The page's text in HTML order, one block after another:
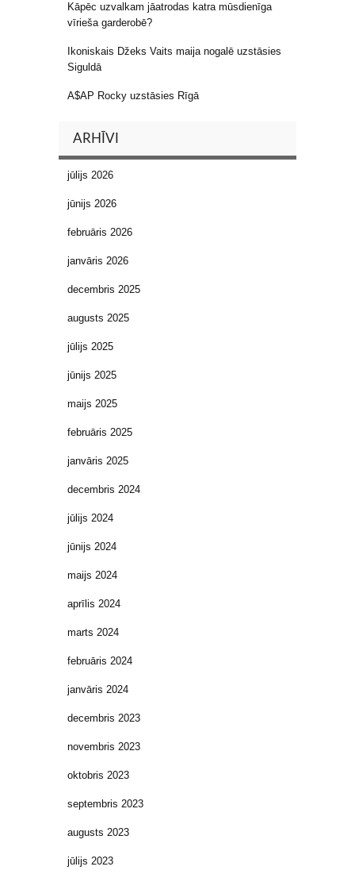
Kāpēc uzvalkam jāatrodas katra mūsdienīga
vīrieša garderobē?
Ikoniskais Džeks Vaits maija nogalē uzstāsies
Siguldā
A$AP Rocky uzstāsies Rīgā
ARHĪVI
jūlijs 2026
jūnijs 2026
februāris 2026
janvāris 2026
decembris 2025
augusts 2025
jūlijs 2025
jūnijs 2025
maijs 2025
februāris 2025
janvāris 2025
decembris 2024
jūlijs 2024
jūnijs 2024
maijs 2024
aprīlis 2024
marts 2024
februāris 2024
janvāris 2024
decembris 2023
novembris 2023
oktobris 2023
septembris 2023
augusts 2023
jūlijs 2023